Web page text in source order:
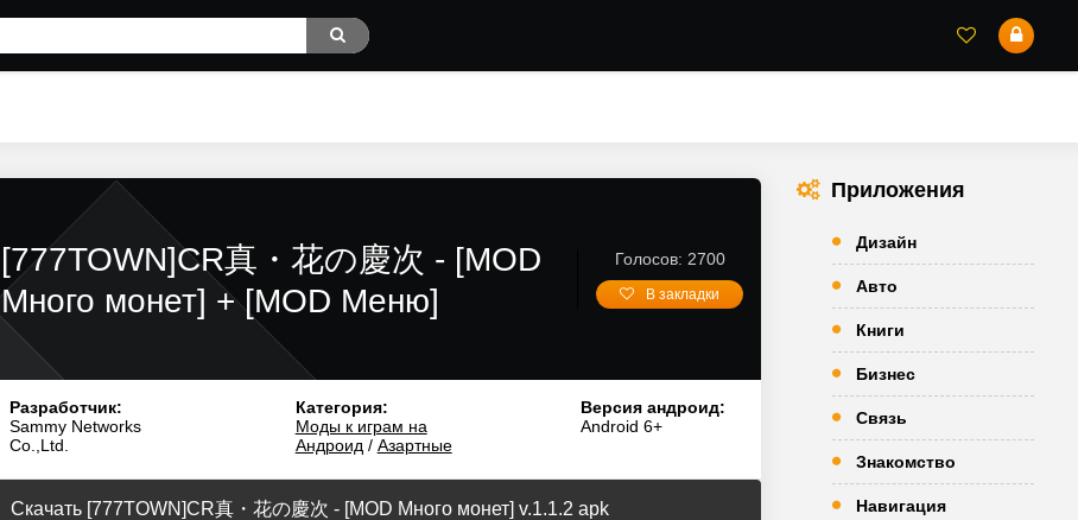
[777TOWN]CR真・花の慶次 - [MOD
Много монет] + [MOD Меню]
Голосов: 2700
В закладки
Разработчик:
Sammy Networks
Co.,Ltd.
Категория:
Моды к играм на
Андроид / Азартные
Версия андроид:
Android 6+
Скачать [777TOWN]CR真・花の慶次 - [MOD Много монет] v.1.1.2 apk
Приложения
Дизайн
Авто
Книги
Бизнес
Связь
Знакомство
Навигация